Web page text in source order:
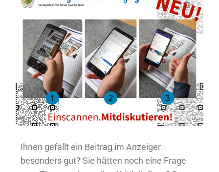
Ihnen gefällt ein Beitrag im Anzeiger
besonders gut? Sie hätten noch eine Frage